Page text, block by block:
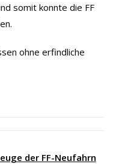
somit konnte die FF
ohne erfindliche
der FF-Neufahrn